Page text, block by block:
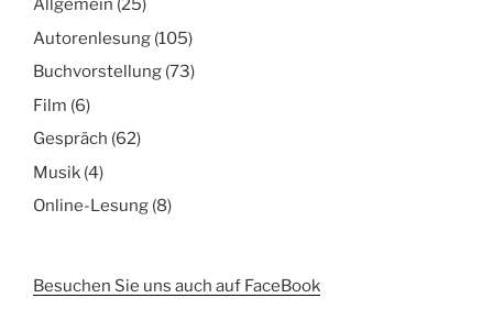
Allgemein (25)
Autorenlesung (105)
Buchvorstellung (73)
Film (6)
Gespräch (62)
Musik (4)
Online-Lesung (8)
Besuchen Sie uns auch auf FaceBook